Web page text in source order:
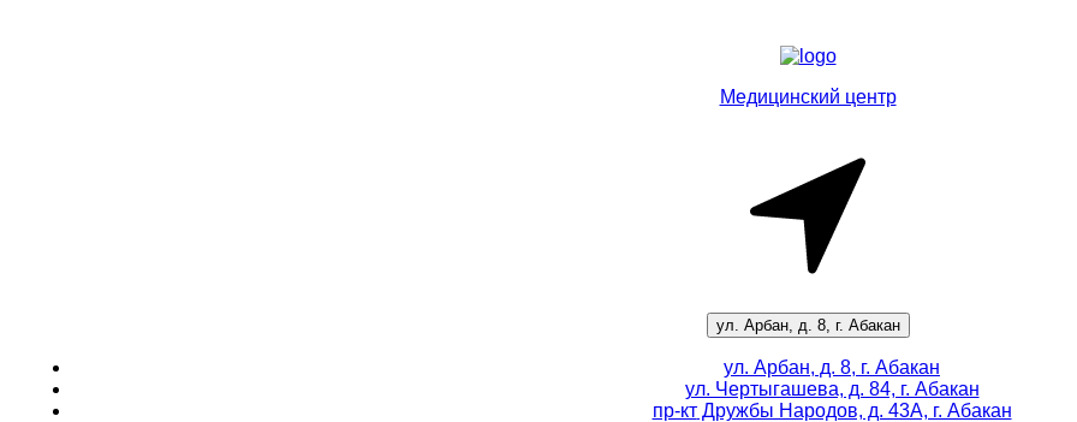
Медицинский центр
ул. Арбан, д. 8, г. Абакан
ул. Арбан, д. 8, г. Абакан
ул. Чертыгашева, д. 84, г. Абакан
пр-ктДружбы Народов, д. 43А, г. Абакан